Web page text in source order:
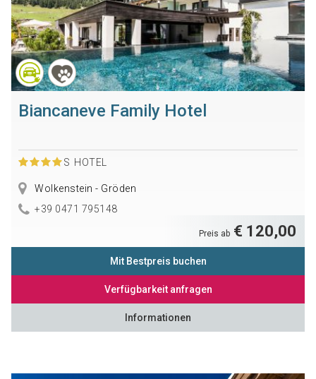
Biancaneve Family Hotel
S HOTEL
Wolkenstein - Gröden
+39 0471 795148
Preis ab € 120,00
Mit Bestpreis buchen
Verfügbarkeit anfragen
Informationen